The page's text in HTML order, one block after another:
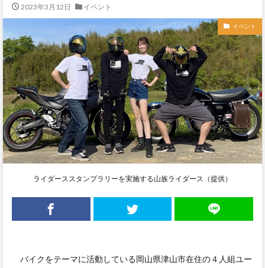
2023年3月12日 イベント
イベント
ライダーススタンプラリーを実施する山族ライダース（提供）
バイクをテーマに活動している岡山県津山市在住の４人組ユー